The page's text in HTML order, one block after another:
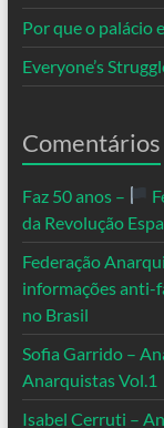
Por que o palácio
Everyone’s
Comentários
Faz 50 anos –
da Revolução
Federação
informações anti-
no Brasil
Sofia Garrido –
Anarquistas Vol.1
Isabel Cerruti –